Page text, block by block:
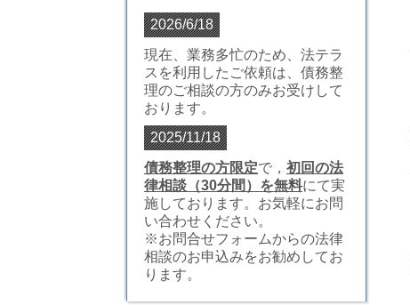
2026/6/18
現在、業務多忙のため、法テラ
スを利用したご依頼は、債務整
理のご相談の方のみお受けして
おります。
2025/11/18
債務整理の方限定で， 初回の法
律相談（30分間）を無料にて実
施しております。お気軽にお問
い合わせください。
※お問合せフォームからの法律
相談のお申込みをお勧めしてお
ります。